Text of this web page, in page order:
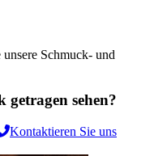
Schmuck- und
getragen sehen?
Kontaktieren Sie uns